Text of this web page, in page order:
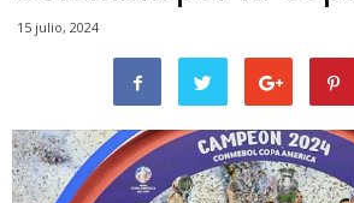
15 julio, 2024